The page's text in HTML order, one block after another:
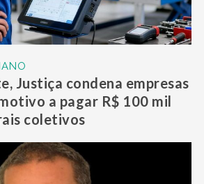
Justiça condena empresas
a pagar R$ 100 mil
coletivos